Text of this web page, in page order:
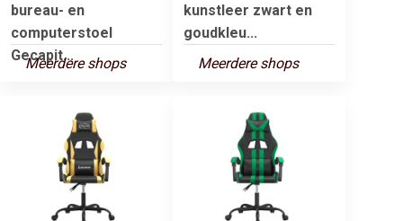
bureau- en
computerstoel
Gecapit...
Meerdere shops
kunstleer zwart en
goudkleu...
Meerdere shops